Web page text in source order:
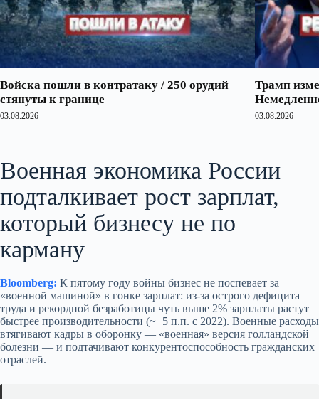
Войска пошли в контратаку / 250 орудий
стянуты к границе
03.08.2026
Трамп
03.08.2026
Военная экономика России
подталкивает рост зарплат,
который бизнесу не по
карману
Bloomberg: К пятому году войны бизнес не поспевает за
«военной машиной» в гонке зарплат: из‑за острого дефицита
труда и рекордной безработицы чуть выше 2% зарплаты растут
быстрее производительности (~+5 п.п. с 2022). Военные расходы
втягивают кадры в оборонку — «военная» версия голландской
болезни — и подтачивают конкурентоспособность гражданских
отраслей.